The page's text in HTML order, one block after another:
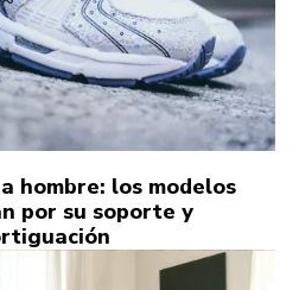
hombre: los modelos
por su soporte y